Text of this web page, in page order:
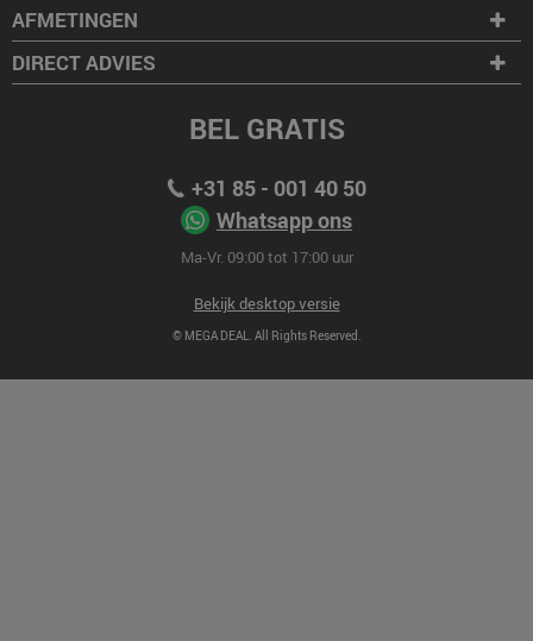
AFMETINGEN
DIRECT ADVIES
BEL GRATIS
+31 85 - 001 40 50
Whatsapp ons
Ma-Vr. 09:00 tot 17:00 uur
Bekijk desktop versie
© MEGA DEAL. All Rights Reserved.